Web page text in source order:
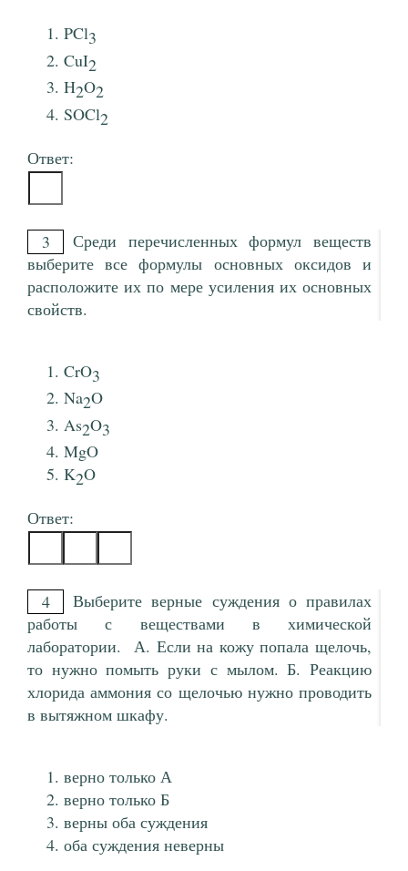
PCl3
CuI2
H2O2
SOCl2
Ответ:
3
Среди перечисленных формул веществ
выберите все формулы основных оксидов и
расположите их по мере усиления их основных
свойств.
CrO3
Na2O
As2O3
MgO
K2O
Ответ:
4
Выберите верные суждения о правилах
работы с веществами в химической
лаборатории. А. Если на кожу попала щелочь,
то нужно помыть руки с мылом. Б. Реакцию
хлорида аммония со щелочью нужно проводить
в вытяжном шкафу.
верно только А
верно только Б
верны оба суждения
оба суждения неверны